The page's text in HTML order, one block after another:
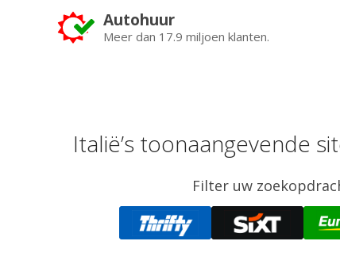
Autohuur
Meer dan 17.9 miljoen klanten.
Italië’s toonaangevende
Filter uw